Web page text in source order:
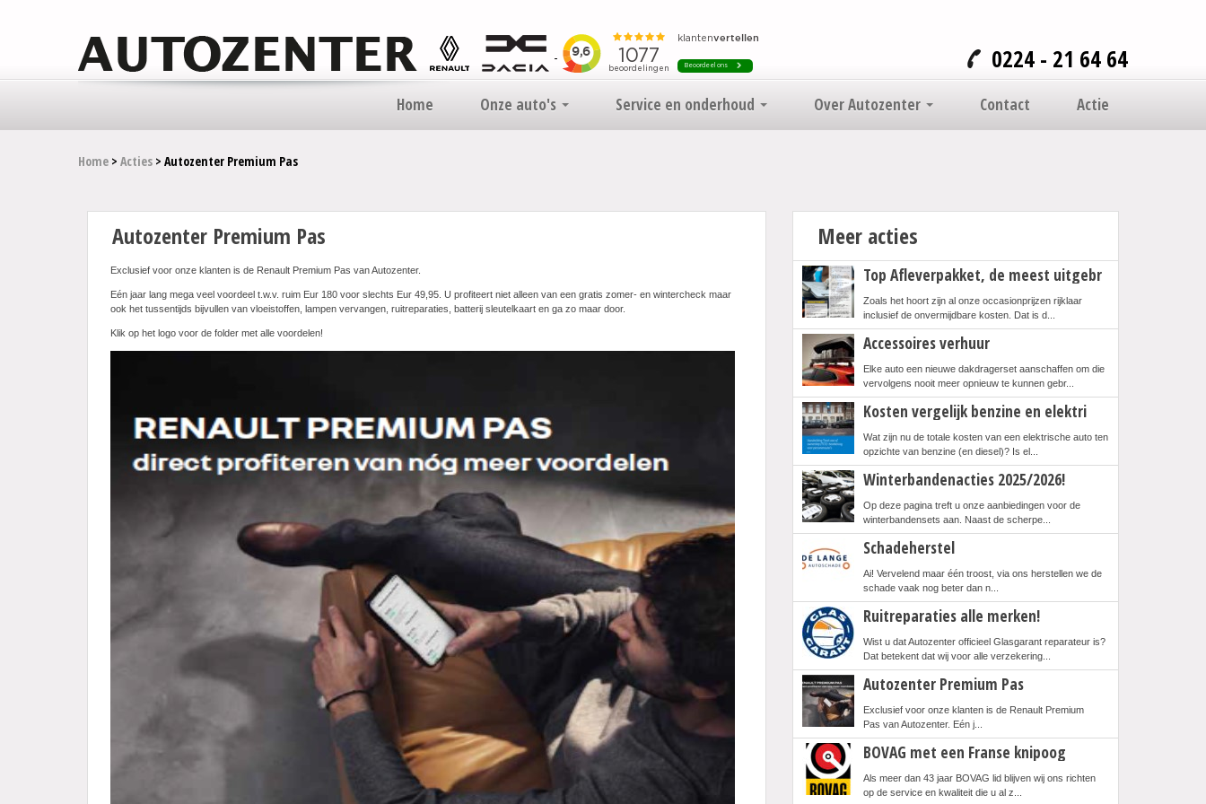
0224 - 21 64 64
Home Onze auto's Service en onderhoud Over Autozenter Contact Actie
Home > Acties > Autozenter Premium Pas
Autozenter Premium Pas
Exclusief voor onze klanten is de Renault Premium Pas van Autozenter.
Eén jaar lang mega veel voordeel t.w.v. ruim Eur 180 voor slechts Eur 49,95. U profiteert niet alleen van een gratis zomer- en wintercheck maar
ook het tussentijds bijvullen van vloeistoffen, lampen vervangen, ruitreparaties, batterij sleutelkaart en ga zo maar door.
Klik op het logo voor de folder met alle voordelen!
Meer acties
Top Afleverpakket, de meest uitgebr
Zoals het hoort zijn al onze occasionprijzen rijklaar
inclusief de onvermijdbare kosten. Dat is d...
Accessoires verhuur
Elke auto een nieuwe dakdragerset aanschaffen om die
vervolgens nooit meer opnieuw te kunnen gebr...
Kosten vergelijk benzine en elektri
Wat zijn nu de totale kosten van een elektrische auto ten
opzichte van benzine (en diesel)? Is el...
Winterbandenacties 2025/2026!
Op deze pagina treft u onze aanbiedingen voor de
winterbandensets aan. Naast de scherpe...
Schadeherstel
Ai! Vervelend maar één troost, via ons herstellen we de
schade vaak nog beter dan n...
Ruitreparaties alle merken!
Wist u dat Autozenter officieel Glasgarant reparateur is?
Dat betekent dat wij voor alle verzekering...
Autozenter Premium Pas
Exclusief voor onze klanten is de Renault Premium
Pas van Autozenter. Eén j...
BOVAG met een Franse knipoog
Als meer dan 43 jaar BOVAG lid blijven wij ons richten
op de service en kwaliteit die u al z...